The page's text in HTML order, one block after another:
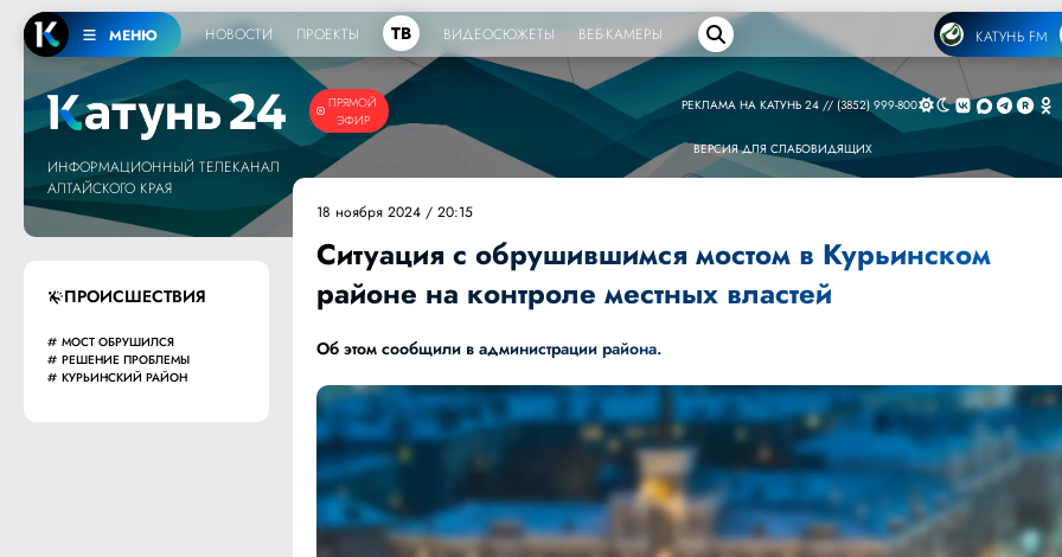
МЕНЮ НОВОСТИ ПРОЕКТЫ ТВ ВИДЕОСЮЖЕТЫ ВЕБ-КАМЕРЫ КАТУНЬ FM
ПРЯМОЙ
ЭФИР
ИНФОРМАЦИОННЫЙ ТЕЛЕКАНАЛ
АЛТАЙСКОГО КРАЯ
РЕКЛАМА НА КАТУНЬ 24 // (3852) 999-800
ВЕРСИЯ ДЛЯ СЛАБОВИДЯЩИХ
ПРОИСШЕСТВИЯ
МОСТ ОБРУШИЛСЯ
РЕШЕНИЕ ПРОБЛЕМЫ
КУРЬИНСКИЙ РАЙОН
18 ноября 2024 / 20:15
Ситуация с обрушившимся мостом в Курьинском
районе на контроле местных властей
Об этом сообщили в администрации района.